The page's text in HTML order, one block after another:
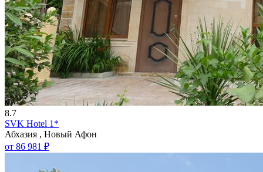
8.7
SVK Hotel 1*
Абхазия , Новый Афон
от 86 981 ₽